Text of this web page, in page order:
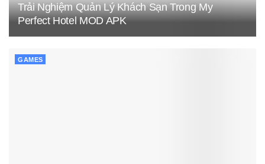
Trải Nghiệm Quản Lý Khách Sạn Trong My
Perfect Hotel MOD APK
GAMES